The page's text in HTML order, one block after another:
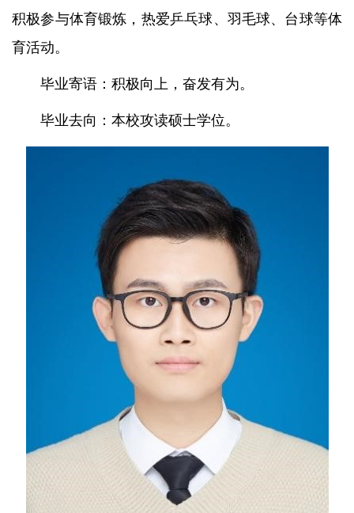
积极参与体育锻炼，热爱乒乓球、羽毛球、台球等体
育活动。
毕业寄语：积极向上，奋发有为。
毕业去向：本校攻读硕士学位。